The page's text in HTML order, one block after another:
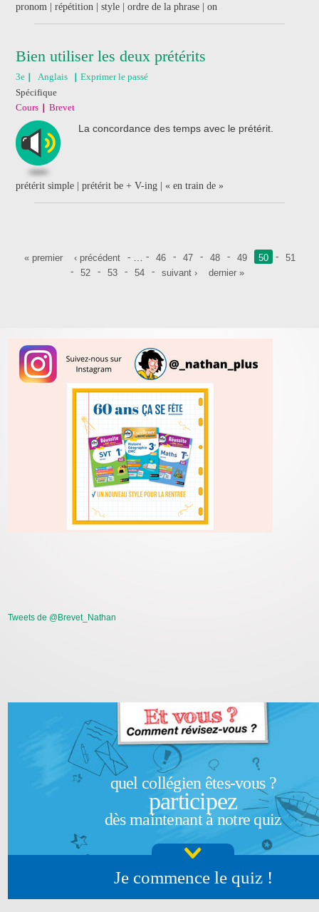
pronom | répétition | style | ordre de la phrase | on
Bien utiliser les deux prétérits
3e Anglais
Exprimer le passé
Spécifique
Cours
Brevet
La concordance des temps avec le prétérit.
prétérit simple | prétérit be + V-ing | « en train de »
Pages
« premier ‹ précédent 46 47 48 49 50
51
52
53 54 suivant › dernier »
Tweets de @Brevet_Nathan
quel collégien êtes-vous ?
participez
dès maintenant à notre quiz
Je commence le quiz !